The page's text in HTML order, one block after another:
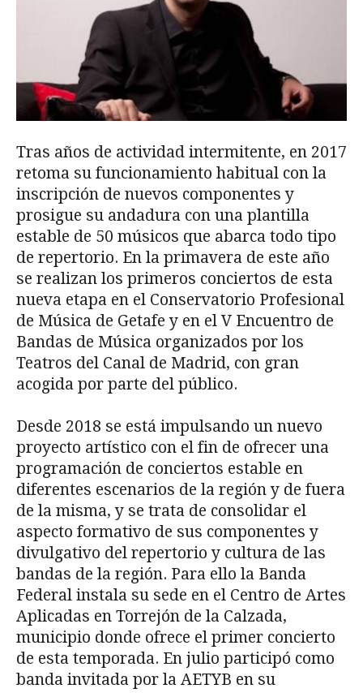
Tras años de actividad intermitente, en 2017
retoma su funcionamiento habitual con la
inscripción de nuevos componentes y
prosigue su andadura con una plantilla
estable de 50 músicos que abarca todo tipo
de repertorio. En la primavera de este año
se realizan los primeros conciertos de esta
nueva etapa en el Conservatorio Profesional
de Música de Getafe y en el V Encuentro de
Bandas de Música organizados por los
Teatros del Canal de Madrid, con gran
acogida por parte del público.
Desde 2018 se está impulsando un nuevo
proyecto artístico con el fin de ofrecer una
programación de conciertos estable en
diferentes escenarios de la región y de fuera
de la misma, y se trata de consolidar el
aspecto formativo de sus componentes y
divulgativo del repertorio y cultura de las
bandas de la región. Para ello la Banda
Federal instala su sede en el Centro de Artes
Aplicadas en Torrejón de la Calzada,
municipio donde ofrece el primer concierto
de esta temporada. En julio participó como
banda invitada por la AETYB en su